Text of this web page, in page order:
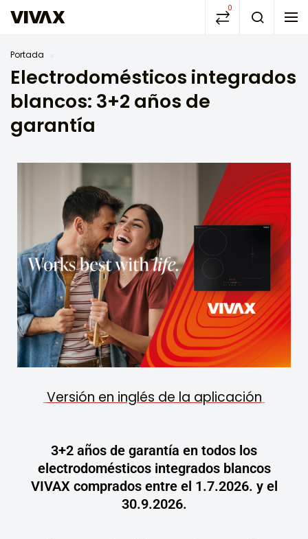
0
Portada
Electrodomésticos integrados
blancos: 3+2 años de
garantía
Versión en inglés de la aplicación
3+2 años de garantía en todos los
electrodomésticos integrados blancos
VIVAX comprados entre el 1.7.2026. y el
30.9.2026.